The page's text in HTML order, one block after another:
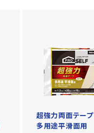
超強力両面テープ
多用途平滑面用